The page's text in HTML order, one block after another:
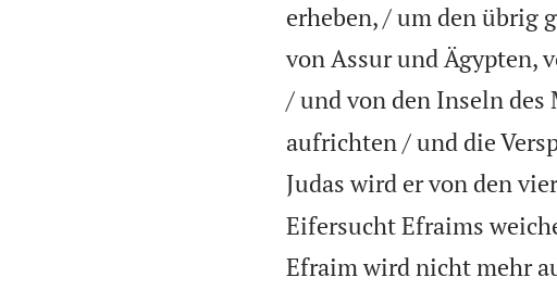
erheben, / um den übrig
von Assur und Ägypten,
/ und von den Inseln des
aufrichten / und die
Judas wird er von den
Eifersucht Efraims
Efraim wird nicht mehr